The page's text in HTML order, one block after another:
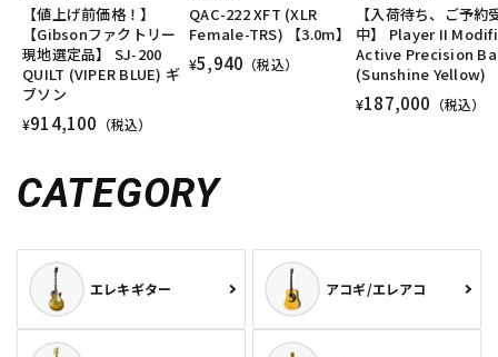
【値上げ前価格！】
【Gibsonファクトリー
現地選定品】 SJ-200
QUILT (VIPER BLUE) ギ
ブソン
¥914,100 （税込）
QAC-222 XFT (XLR
Female-TRS) 【3.0m】
¥5,940 （税込）
【入荷待ち、ご予約
中】 Player II
Active Precision
(Sunshine Yellow)
¥187,000 （税込）
CATEGORY
エレキギター アコギ/エレアコ